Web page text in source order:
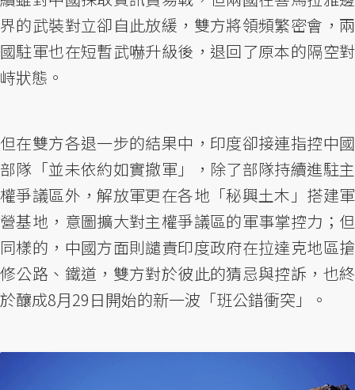
界的武裝對立卻自此放緩，雙方將領頻繁密會，兩
國駐軍也在短暫武嚇升級後，退回了原本的隔空對
峙狀態。
但在雙方各退一步的結果中，印度卻接連指控中國
部隊「並未依約如實撤軍」，除了部隊持續進駐主
權爭議區外，解放軍更在各地「秘興土木」搭建軍
營基地，意圖擴大對主權爭議區的軍事掌控力；但
同樣的，中國方面則譴責印度政府在拉達克地區搶
修公路、鐵道，雙方對於彼此的猜忌與控訴，也終
於釀成8月29日開始的新一波「班公錯衝突」。